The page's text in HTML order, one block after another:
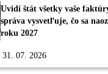
Uvidí štát všetky vaše
správa vysvetľuje, čo sa
roku 2027
31. 07. 2026